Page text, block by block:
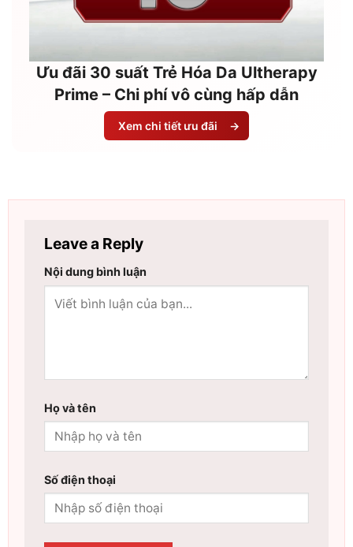
Ưu đãi 30 suất Trẻ Hóa Da Ultherapy
Prime – Chi phí vô cùng hấp dẫn
Xem chi tiết ưu đãi →
Leave a Reply
Nội dung bình luận
Họ và tên
Số điện thoại